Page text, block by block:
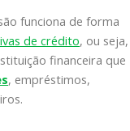
funciona de forma
de crédito, ou seja,
financeira que
, empréstimos,